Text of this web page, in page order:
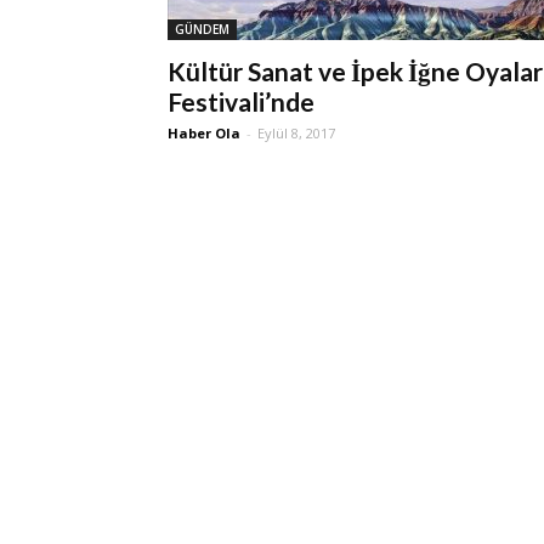
GÜNDEM
Kültür Sanat ve İpek İğne
Festivali’nde
Haber Ola - Eylül 8, 2017